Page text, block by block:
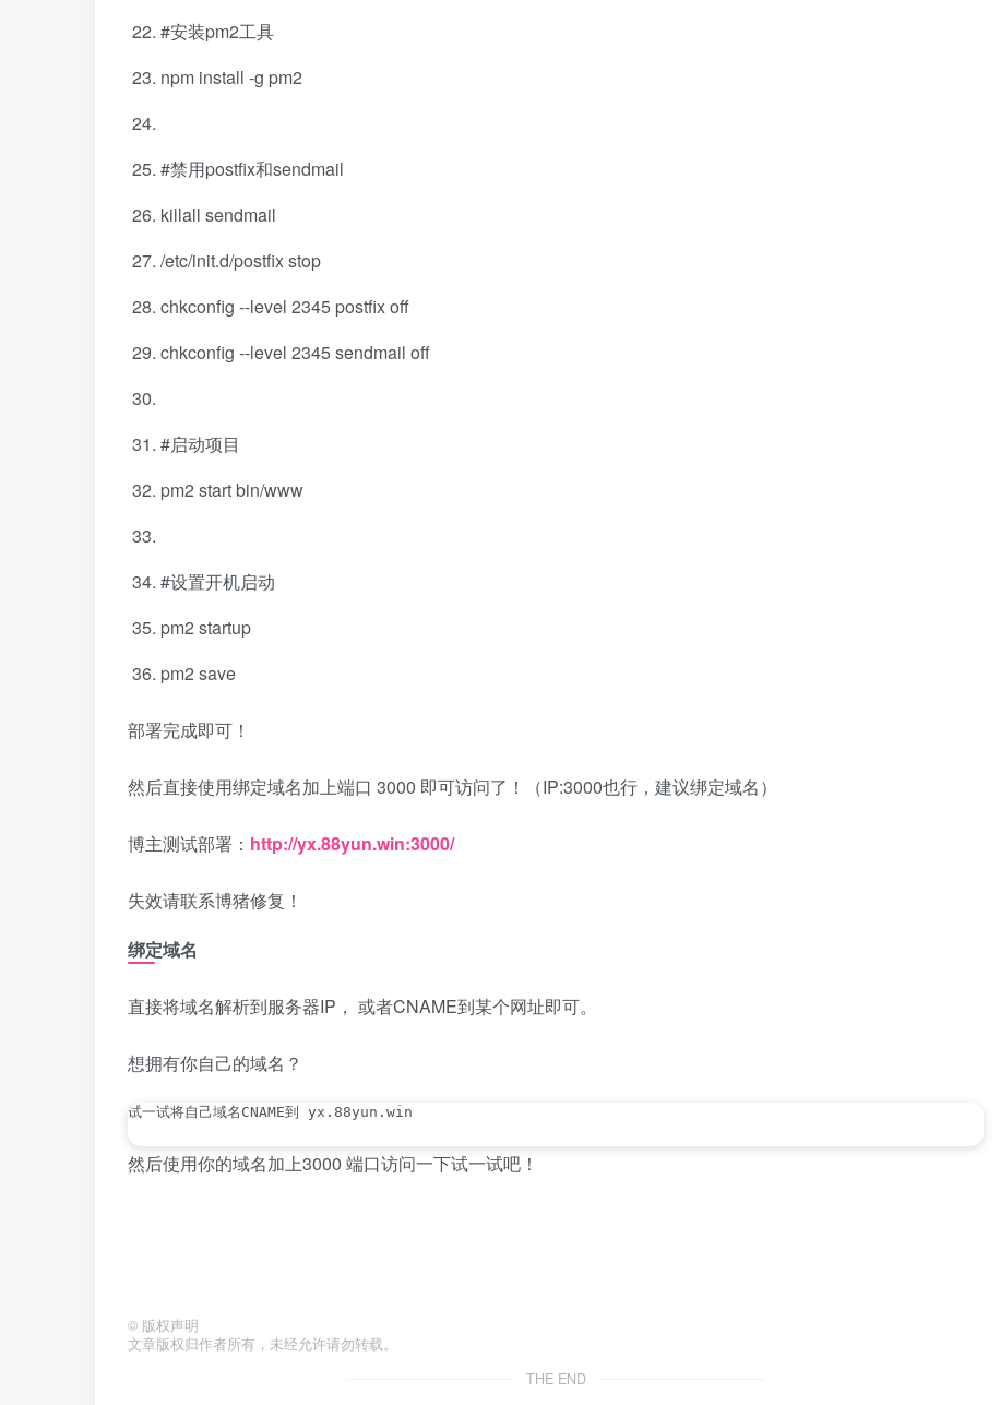
#安装pm2工具
npm install -g pm2
#禁用postfix和sendmail
killall sendmail
/etc/init.d/postfix stop
chkconfig --level 2345 postfix off
chkconfig --level 2345 sendmail off
#启动项目
pm2 start bin/www
#设置开机启动
pm2 startup
pm2 save
部署完成即可！
然后直接使用绑定域名加上端口 3000 即可访问了！（IP:3000也行，建议绑定域名）
博主测试部署： http://yx.88yun.win:3000/
失效请联系博猪修复！
绑定域名
直接将域名解析到服务器IP， 或者CNAME到某个网址即可。
想拥有你自己的域名？
试一试将自己域名CNAME到 yx.88yun.win
然后使用你的域名加上3000 端口访问一下试一试吧！
© 版权声明
文章版权归作者所有，未经允许请勿转载。
THE END